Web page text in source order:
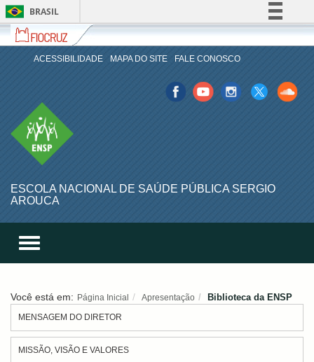
BRASIL
Simplifique!
Comunica BR
Acesso à informação
Fiocruz
Fale
com
a
ACESSIBILIDADE MAPA DO SITE FALE CONOSCO
FacebookYoutubeIstagranTwitter
Sound
Cloud
ENSP
ESCOLA NACIONAL DE SAÚDE PÚBLICA SERGIO
AROUCA
Toggle
menu
menu
celular
Você está em: Página Inicial Apresentação Biblioteca da ENSP
MENSAGEM DO DIRETOR
MISSÃO, VISÃO E VALORES